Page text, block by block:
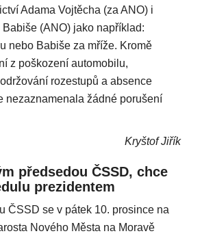
Adama Vojtěcha (za ANO) i
(ANO) jako například:
nebo Babiše za mříže. Kromě
z poškození automobilu,
rozestupů a absence
nezaznamenala žádné porušení
Kryštof Jiřík
předsedou ČSSD, chce
prezidentem
ČSSD se v pátek 10. prosince na
Nového Města na Moravě